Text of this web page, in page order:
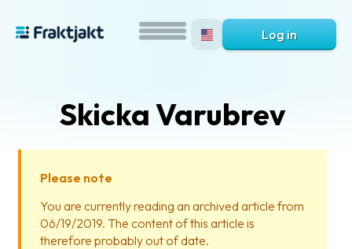
What
Log in
Skicka Varubrev
Please note
You are currently reading an archived article from
06/19/2019. The content of this article is
therefore probably out of date.